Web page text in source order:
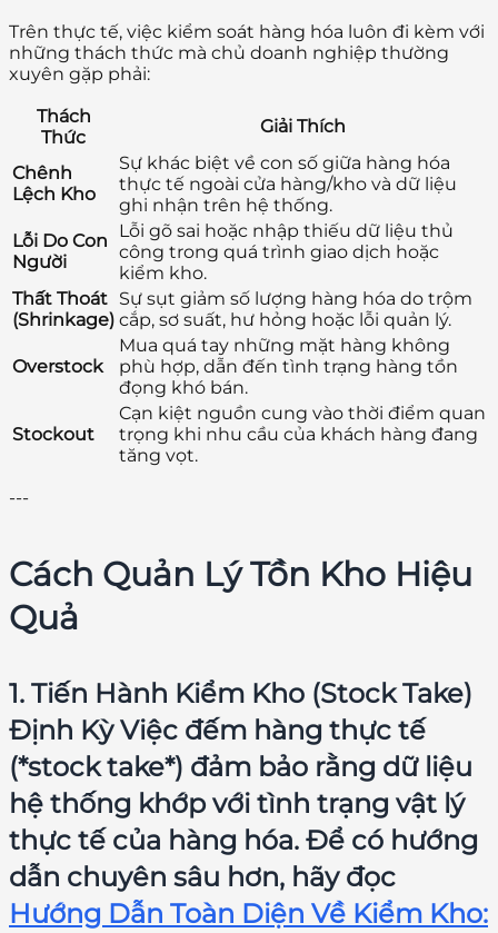
Trên thực tế, việc kiểm soát hàng hóa luôn đi kèm với
những thách thức mà chủ doanh nghiệp thường
xuyên gặp phải:
Thách
Thức
Giải Thích
Chênh
Lệch Kho
Sự khác biệt về con số giữa hàng hóa
thực tế ngoài cửa hàng/kho và dữ liệu
ghi nhận trên hệ thống.
Lỗi Do Con
Người
Lỗi gõ sai hoặc nhập thiếu dữ liệu thủ
công trong quá trình giao dịch hoặc
kiểm kho.
Thất Thoát
(Shrinkage)
Sự sụt giảm số lượng hàng hóa do trộm
cắp, sơ suất, hư hỏng hoặc lỗi quản lý.
Overstock
Mua quá tay những mặt hàng không
phù hợp, dẫn đến tình trạng hàng tồn
đọng khó bán.
Stockout
Cạn kiệt nguồn cung vào thời điểm quan
trọng khi nhu cầu của khách hàng đang
tăng vọt.
---
Cách Quản Lý Tồn Kho Hiệu
Quả
1. Tiến Hành Kiểm Kho (Stock Take)
Định Kỳ Việc đếm hàng thực tế
(*stock take*) đảm bảo rằng dữ liệu
hệ thống khớp với tình trạng vật lý
thực tế của hàng hóa. Để có hướng
dẫn chuyên sâu hơn, hãy đọc
Hướng Dẫn Toàn Diện Về Kiểm Kho: